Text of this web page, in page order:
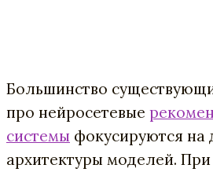
Большинство
про нейросетевые
системы фокусируются на
архитектуры моделей.